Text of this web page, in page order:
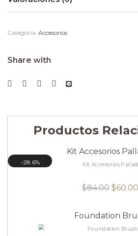
Categoría: Accesorios
Share with
Productos
Kit Accesorios
28.6%
$84.00 El
era:
$84.00.
$60.00
Foundation